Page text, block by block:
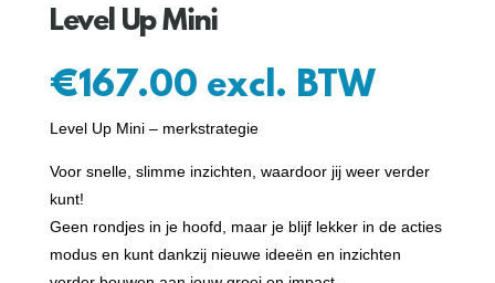
Level Up Mini
€167.00 excl. BTW
Level Up Mini – merkstrategie
Voor snelle, slimme inzichten, waardoor jij weer verder
kunt!
Geen rondjes in je hoofd, maar je blijf lekker in de acties
modus en kunt dankzij nieuwe ideeën en inzichten